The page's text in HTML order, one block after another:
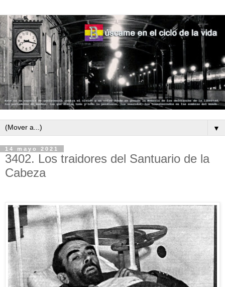
▼
14 mayo 2021
3402. Los traidores del Santuario de la
Cabeza